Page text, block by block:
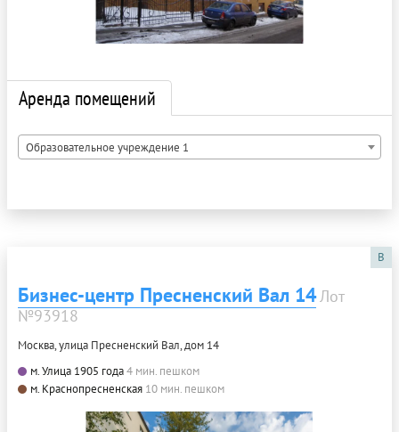
Аренда помещений
Образовательное учреждение 1
B
Бизнес-центр Пресненский Вал 14Лот
№93918
Москва, улица Пресненский Вал, дом 14
м. Улица 1905 года4 мин. пешком
м. Краснопресненская 10 мин. пешком